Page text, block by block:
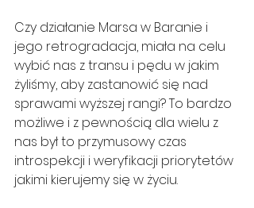
Czy działanie Marsa w Baranie i
jego retrogradacja, miała na celu
wybić nas z transu i pędu w jakim
żyliśmy, aby zastanowić się nad
sprawami wyższej rangi? To bardzo
możliwe i z pewnością dla wielu z
nas był to przymusowy czas
introspekcji i weryfikacji priorytetów
jakimi kierujemy się w życiu.